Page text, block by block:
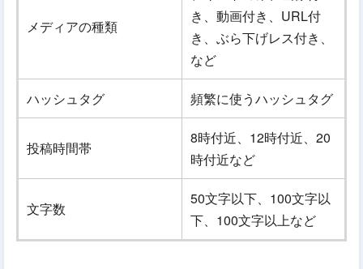
メディアの種類
き、動画付き、URL付
き、ぶら下げレス付き、
など
ハッシュタグ 頻繁に使うハッシュタグ
投稿時間帯
8時付近、12時付近、20
時付近など
文字数
50文字以下、100文字以
下、100文字以上など